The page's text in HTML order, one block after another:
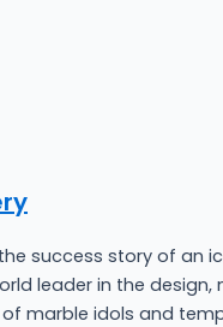
success story of an
leader in the
marble idols and